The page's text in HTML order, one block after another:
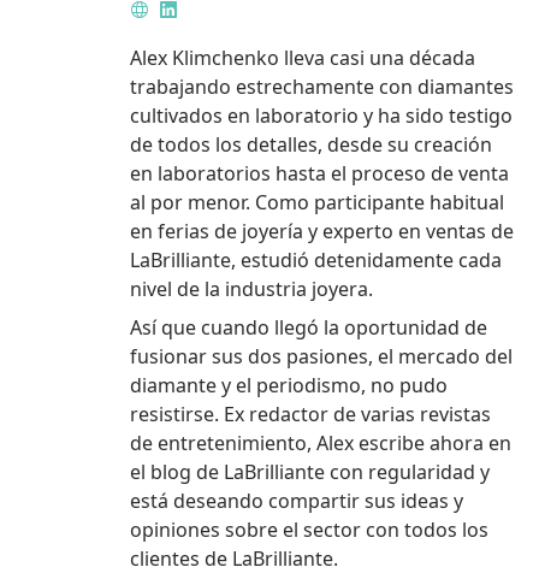
Sitio
web
LinkedIn
Alex Klimchenko lleva casi una década
trabajando estrechamente con diamantes
cultivados en laboratorio y ha sido testigo
de todos los detalles, desde su creación
en laboratorios hasta el proceso de venta
al por menor. Como participante habitual
en ferias de joyería y experto en ventas de
LaBrilliante, estudió detenidamente cada
nivel de la industria joyera.
Así que cuando llegó la oportunidad de
fusionar sus dos pasiones, el mercado del
diamante y el periodismo, no pudo
resistirse. Ex redactor de varias revistas
de entretenimiento, Alex escribe ahora en
el blog de LaBrilliante con regularidad y
está deseando compartir sus ideas y
opiniones sobre el sector con todos los
clientes de LaBrilliante.